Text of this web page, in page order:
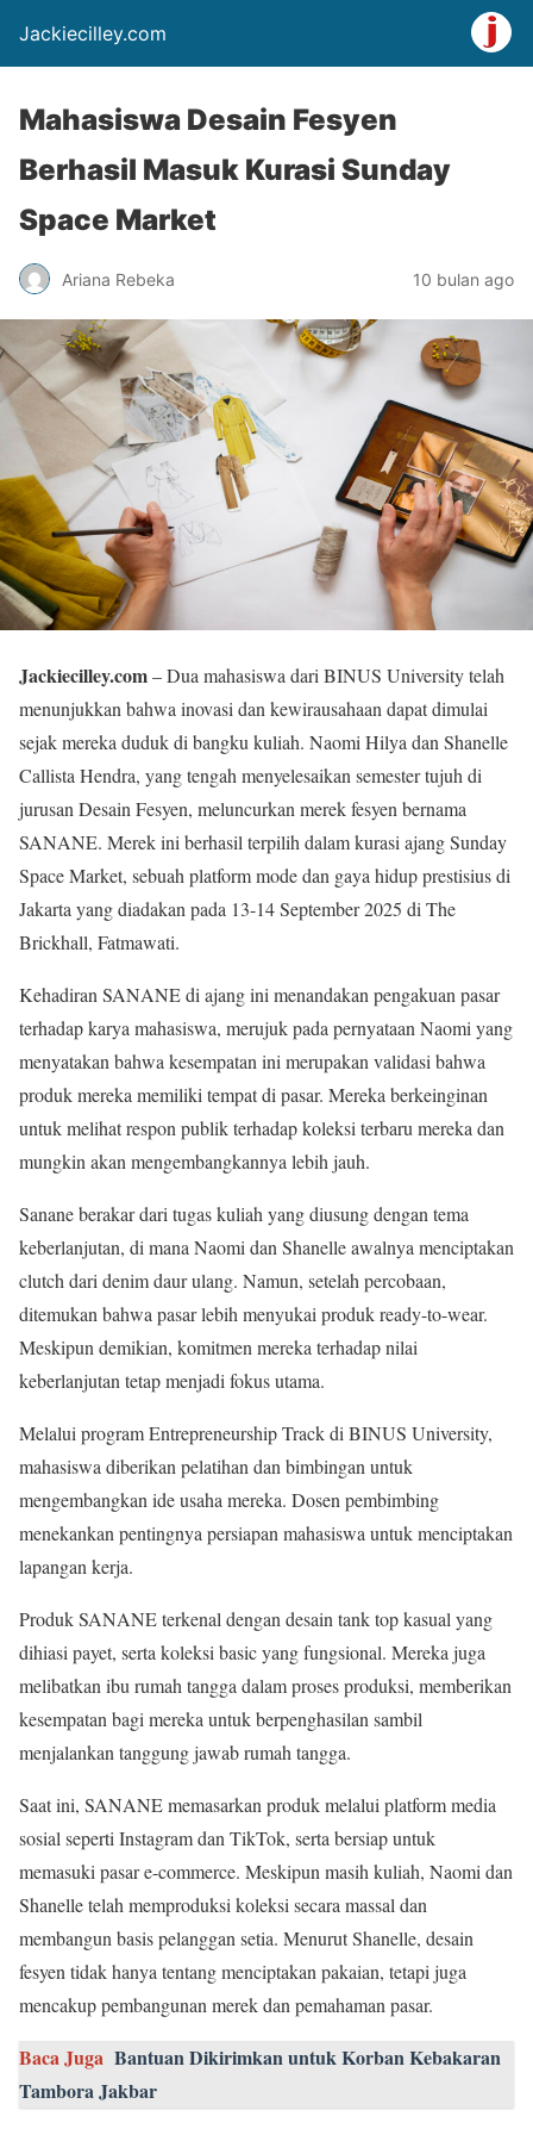
Jackiecilley.com
Mahasiswa Desain Fesyen
Berhasil Masuk Kurasi Sunday
Space Market
Ariana Rebeka 10 bulan ago
Jackiecilley.com– Dua mahasiswa dari BINUS University telah
menunjukkan bahwa inovasi dan kewirausahaan dapat dimulai
sejak mereka duduk di bangku kuliah. Naomi Hilya dan Shanelle
Callista Hendra, yang tengah menyelesaikan semester tujuh di
jurusan Desain Fesyen, meluncurkan merek fesyen bernama
SANANE. Merek ini berhasil terpilih dalam kurasi ajang Sunday
Space Market, sebuah platform mode dan gaya hidup prestisius di
Jakarta yang diadakan pada 13-14 September 2025 di The
Brickhall, Fatmawati.
Kehadiran SANANE di ajang ini menandakan pengakuan pasar
terhadap karya mahasiswa, merujuk pada pernyataan Naomi yang
menyatakan bahwa kesempatan ini merupakan validasi bahwa
produk mereka memiliki tempat di pasar. Mereka berkeinginan
untuk melihat respon publik terhadap koleksi terbaru mereka dan
mungkin akan mengembangkannya lebih jauh.
Sanane berakar dari tugas kuliah yang diusung dengan tema
keberlanjutan, di mana Naomi dan Shanelle awalnya menciptakan
clutch dari denim daur ulang. Namun, setelah percobaan,
ditemukan bahwa pasar lebih menyukai produk ready-to-wear.
Meskipun demikian, komitmen mereka terhadap nilai
keberlanjutan tetap menjadi fokus utama.
Melalui program Entrepreneurship Track di BINUS University,
mahasiswa diberikan pelatihan dan bimbingan untuk
mengembangkan ide usaha mereka. Dosen pembimbing
menekankan pentingnya persiapan mahasiswa untuk menciptakan
lapangan kerja.
Produk SANANE terkenal dengan desain tank top kasual yang
dihiasi payet, serta koleksi basic yang fungsional. Mereka juga
melibatkan ibu rumah tangga dalam proses produksi, memberikan
kesempatan bagi mereka untuk berpenghasilan sambil
menjalankan tanggung jawab rumah tangga.
Saat ini, SANANE memasarkan produk melalui platform media
sosial seperti Instagram dan TikTok, serta bersiap untuk
memasuki pasar e-commerce. Meskipun masih kuliah, Naomi dan
Shanelle telah memproduksi koleksi secara massal dan
membangun basis pelanggan setia. Menurut Shanelle, desain
fesyen tidak hanya tentang menciptakan pakaian, tetapi juga
mencakup pembangunan merek dan pemahaman pasar.
Baca Juga Bantuan Dikirimkan untuk Korban Kebakaran
Tambora Jakbar